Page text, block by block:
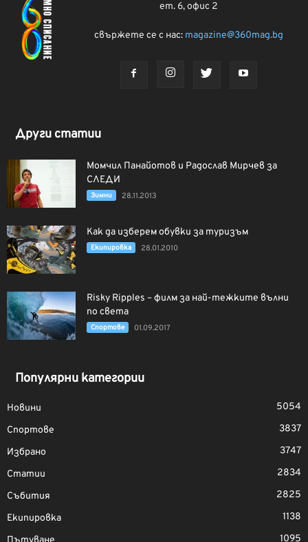
ет. 6, офис 2
свържете се с нас: magazine@360mag.bg
Други статии
Момчил Панайотов и Радослав Мирчев за
СЛЕДИ
Зимни 28.11.2013
Как да изберем обувки за туризъм
Екипировка 28.01.2010
Risky Ripples – филм за най-тежките вълни
по света
Спортове 01.09.2017
Популярни категории
Новини
5054
Спортове
3837
Избрано
3747
Статии
2834
Събития
2825
Екипировка
1138
1095